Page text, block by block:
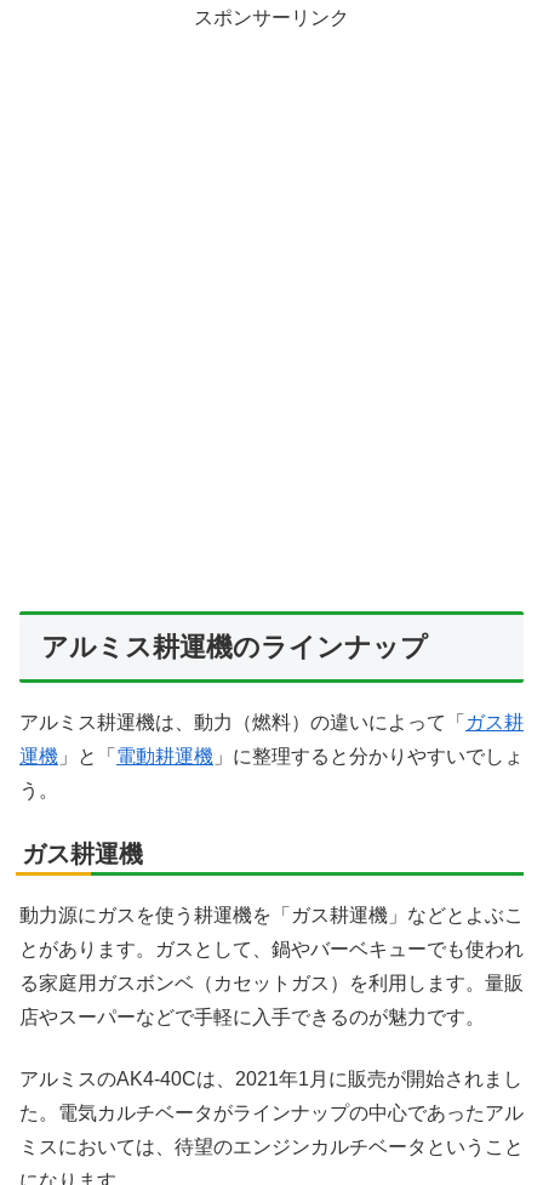
スポンサーリンク
アルミス耕運機のラインナップ
アルミス耕運機は、動力（燃料）の違いによって「 ガス耕
運機 」と「 電動耕運機 」に整理すると分かりやすいでしょ
う。
ガス耕運機
動力源にガスを使う耕運機を「ガス耕運機」などとよぶこ
とがあります。ガスとして、鍋やバーベキューでも使われ
る家庭用ガスボンベ（カセットガス）を利用します。量販
店やスーパーなどで手軽に入手できるのが魅力です。
アルミスのAK4-40Cは、2021年1月に販売が開始されまし
た。電気カルチベータがラインナップの中心であったアル
ミスにおいては、待望のエンジンカルチベータということ
になります。